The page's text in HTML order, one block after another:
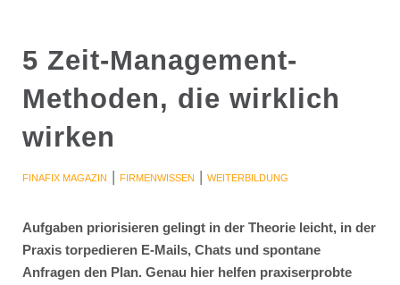
5 Zeit-Management-
Methoden, die wirklich
wirken
FINAFIX MAGAZIN | FIRMENWISSEN | WEITERBILDUNG
Aufgaben priorisieren gelingt in der Theorie leicht, in der
Praxis torpedieren E-Mails, Chats und spontane
Anfragen den Plan. Genau hier helfen praxiserprobte